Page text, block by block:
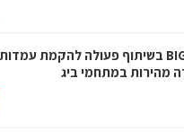
קבוצת פז ו-BIG בשיתוף פעולה להקמת עמדות
מהירות במתחמי ביג